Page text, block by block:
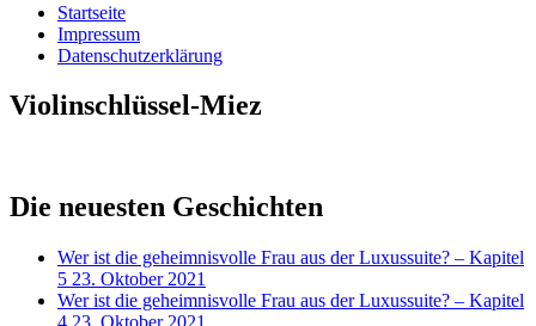
Startseite
Impressum
Datenschutzerklärung
Violinschlüssel-Miez
Die neuesten Geschichten
Wer ist die geheimnisvolle Frau aus der Luxussuite? – Kapitel
5 23. Oktober 2021
Wer ist die geheimnisvolle Frau aus der Luxussuite? – Kapitel